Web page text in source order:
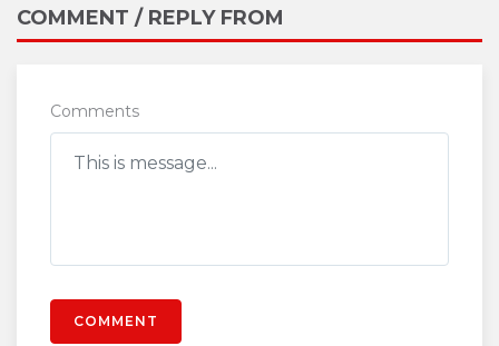
COMMENT / REPLY FROM
Comments
COMMENT